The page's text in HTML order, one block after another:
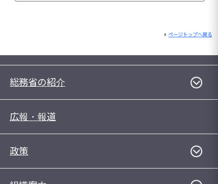
ページトップへ戻る
総務省の紹介
広報・報道
政策